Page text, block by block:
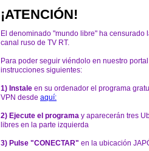
¡ATENCIÓN!
El denominado "mundo libre" ha censurado
canal ruso de TV RT.
Para poder seguir viéndolo en nuestro
instrucciones siguientes:
1) Instale en su ordenador el programa
VPN desde aquí:
2) Ejecute el programa y aparecerán tres
libres en la parte izquierda
3) Pulse "CONECTAR" en la ubicación